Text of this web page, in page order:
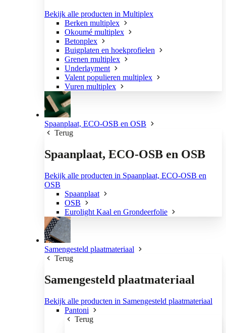
Bekijk alle producten in Multiplex
Berken multiplex
Okoumé multiplex
Betonplex
Buigplaten en hoekprofielen
Grenen multiplex
Underlayment
Valent populieren multiplex
Vuren multiplex
Spaanplaat, ECO-OSB en OSB
Terug
Spaanplaat, ECO-OSB en OSB
Bekijk alle producten in Spaanplaat, ECO-OSB en
OSB
Spaanplaat
OSB
Eurolight Kaal en Grondeerfolie
Samengesteld plaatmateriaal
Terug
Samengesteld plaatmateriaal
Bekijk alle producten in Samengesteld plaatmateriaal
Pantoni
Terug